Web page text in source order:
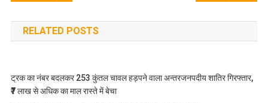
navigation
RELATED POSTS
ट्रक का नंबर बदलकर 253 कुंतल चावल हड़पने वाला अन्तरजनपदीय शातिर गिरफ्तार,
₹7 लाख से अधिक का माल रास्ते में बेचा